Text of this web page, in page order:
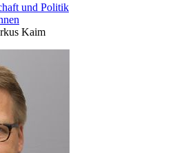
und Politik
Kaim